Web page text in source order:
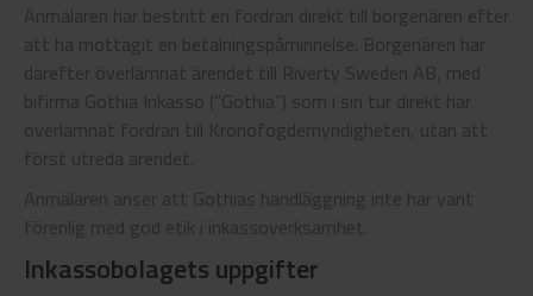
Anmälaren har bestritt en fordran direkt till borgenären efter
att ha mottagit en betalningspåminnelse. Borgenären har
därefter överlämnat ärendet till Riverty Sweden AB, med
bifirma Gothia Inkasso (”Gothia”) som i sin tur direkt har
överlämnat fordran till Kronofogdemyndigheten, utan att
först utreda ärendet.
Anmälaren anser att Gothias handläggning inte har varit
förenlig med god etik i inkassoverksamhet.
Inkassobolagets uppgifter